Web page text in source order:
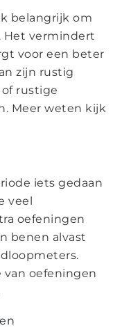
belangrijk om
Het vermindert
voor een beter
zijn rustig
rustige
Meer weten kijk
iets gedaan
veel
oefeningen
benen alvast
van oefeningen